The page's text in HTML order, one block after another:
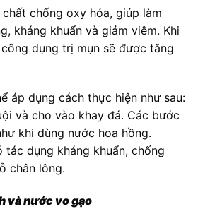
chống oxy hóa, giúp làm
kháng khuẩn và giảm viêm. Khi
dụng trị mụn sẽ được tăng
áp dụng cách thực hiện như sau:
và cho vào khay đá. Các bước
khi dùng nước hoa hồng.
tác dụng kháng khuẩn, chống
chân lông.
và nước vo gạo